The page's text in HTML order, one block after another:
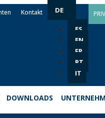
Kontakt DE
ES
EN
FR
PT
IT
DOWNLOADS